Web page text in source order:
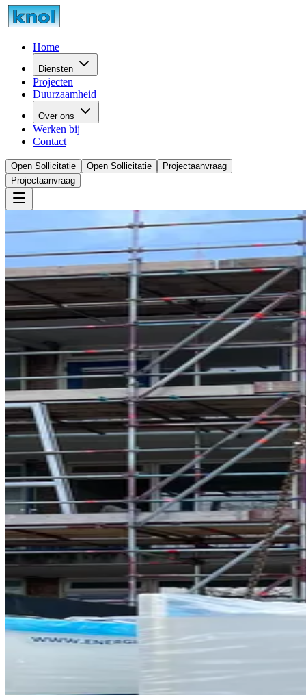
Home
Diensten
Projecten
Duurzaamheid
Over ons
Werken bij
Contact
Open Sollicitatie Open Sollicitatie
Projectaanvraag
Projectaanvraag